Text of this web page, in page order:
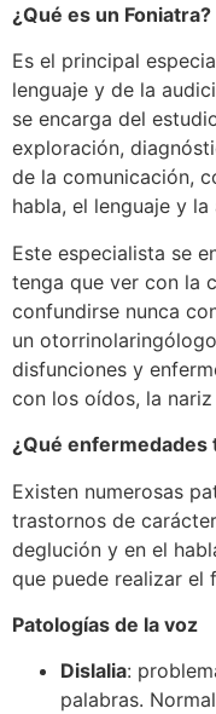
¿Qué es un Foniatra?
Es el principal
lenguaje y de la
se encarga del
exploración,
de la comunicación,
habla, el lenguaje y la
Este especialista se
tenga que ver con la
confundirse nunca
un
disfunciones y
con los oídos, la
¿Qué enfermedades
Existen numerosas
trastornos de
deglución y en el
que puede realizar el
Patologías de la voz
Dislalia:
palabras.